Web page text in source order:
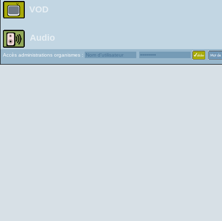
VOD
Audio
Accès administrations organismes :